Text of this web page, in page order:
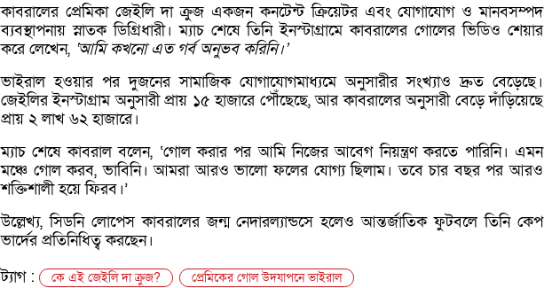
কাবরালের প্রেমিকা জেইলি দা ক্রুজ একজন কনটেন্ট ক্রিয়েটর এবং যোগাযোগ ও মানবসম্পদ
ব্যবস্থাপনায় স্নাতক ডিগ্রিধারী। ম্যাচ শেষে তিনি ইনস্টাগ্রামে কাবরালের গোলের ভিডিও শেয়ার
করে লেখেন, ‘আমি কখনো এত গর্ব অনুভব করিনি।’
ভাইরাল হওয়ার পর দুজনের সামাজিক যোগাযোগমাধ্যমে অনুসারীর সংখ্যাও দ্রুত বেড়েছে।
জেইলির ইনস্টাগ্রাম অনুসারী প্রায় ১৫ হাজারে পৌঁছেছে, আর কাবরালের অনুসারী বেড়ে দাঁড়িয়েছে
প্রায় ২ লাখ ৬২ হাজারে।
ম্যাচ শেষে কাবরাল বলেন, ‘গোল করার পর আমি নিজের আবেগ নিয়ন্ত্রণ করতে পারিনি। এমন
মঞ্চে গোল করব, ভাবিনি। আমরা আরও ভালো ফলের যোগ্য ছিলাম। তবে চার বছর পর আরও
শক্তিশালী হয়ে ফিরব।’
উল্লেখ্য, সিডনি লোপেস কাবরালের জন্ম নেদারল্যান্ডসে হলেও আন্তর্জাতিক ফুটবলে তিনি কেপ
ভার্দের প্রতিনিধিত্ব করছেন।
ট্যাগ :
কে এই জেইলি দা ক্রুজ? প্রেমিকের গোল উদযাপনে ভাইরাল